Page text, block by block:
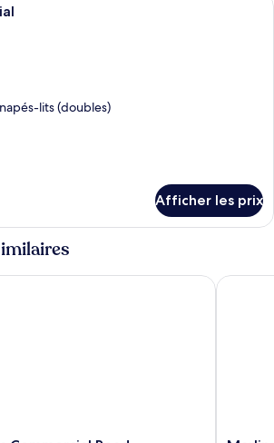
lits (doubles)
Afficher les prix
Road - Limehouse Marlin